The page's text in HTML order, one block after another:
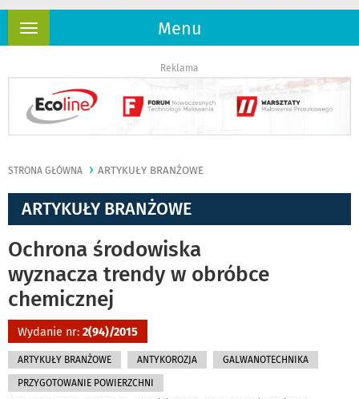
Menu
Rozwiń
Reklama
STRONA GŁÓWNA ARTYKUŁY BRANŻOWE
ARTYKUŁY BRANŻOWE
Ochrona środowiska
wyznacza trendy w obróbce
chemicznej
Wydanie nr: 2(94)/2015
ARTYKUŁY BRANŻOWE ANTYKOROZJA GALWANOTECHNIKA
PRZYGOTOWANIE POWIERZCHNI